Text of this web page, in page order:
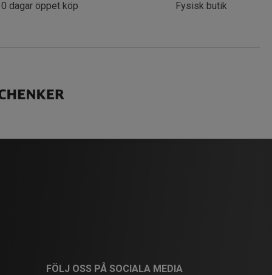
dagar öppet köp Fysisk butik
FÖLJ OSS PÅ SOCIALA MEDIA